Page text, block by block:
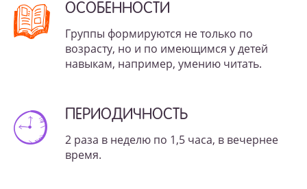
ОСОБЕННОСТИ
Группы формируются не только по
возрасту, но и по имеющимся у детей
навыкам, например, умению читать.
ПЕРИОДИЧНОСТЬ
2 раза в неделю по 1,5 часа, в вечернее
время.